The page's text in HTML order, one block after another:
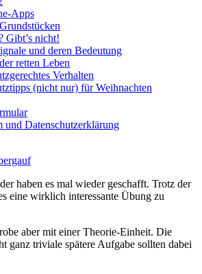
Apps
Gibt’s nicht!
und deren Bedeutung
retten Leben
Verhalten
(nicht nur) für Weihnachten
und Datenschutzerklärung
haben es mal wieder geschafft. Trotz der
eine wirklich interessante Übung zu
aber mit einer Theorie-Einheit. Die
ganz triviale spätere Aufgabe sollten dabei